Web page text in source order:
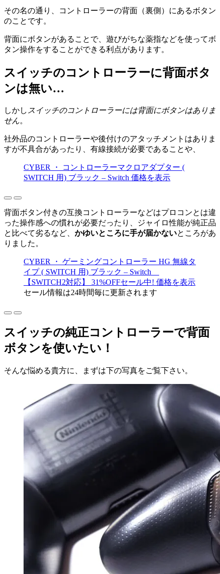
その名の通り、コントローラーの背面（裏側）にあるボタン
のことです。
背面にボタンがあることで、遊びがちな薬指などを使ってボ
タン操作をすることができる利点があります。
スイッチのコントローラーに背面ボタ
ンは無い…
しかしスイッチのコントローラーには背面にボタンはありま
せん。
社外品のコントローラーや後付けのアタッチメントはありま
すが不具合があったり、有線接続が必要であることや、
CYBER ・ コントローラーマクロアダプター (
SWITCH 用) ブラック – Switch 価格を表示
背面ボタン付きの互換コントローラーなどはプロコンとは違
った操作感への慣れが必要だったり、ジャイロ性能が純正品
と比べて劣るなど、 かゆいところに手が届かないところがあ
りました。
CYBER ・ ゲーミングコントローラー HG 無線タ
イプ ( SWITCH 用) ブラック – Switch
【SWITCH2対応】
31%OFFセール中! 価格を表示
セール情報は24時間毎に更新されます
スイッチの純正コントローラーで背面
ボタンを使いたい！
そんな悩める貴方に、まずは下の写真をご覧下さい。